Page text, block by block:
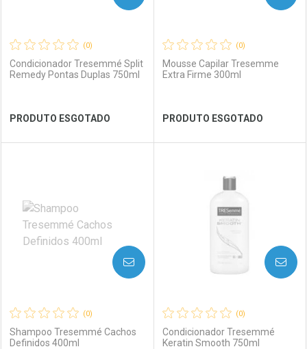
Ver Desconto Convênio Ver Desconto Convênio
(0)
Condicionador Tresemmé Split
Remedy Pontas Duplas 750ml
PRODUTO ESGOTADO
Laboratório
Por Menos
(0)
Mousse Capilar Tresemme
Extra Firme 300ml
PRODUTO ESGOTADO
Laboratório
Por Menos
(0)
Shampoo Tresemmé Cachos
Definidos 400ml
AVISE-ME
(0)
Condicionador Tresemmé
Keratin Smooth 750ml
AVISE-ME